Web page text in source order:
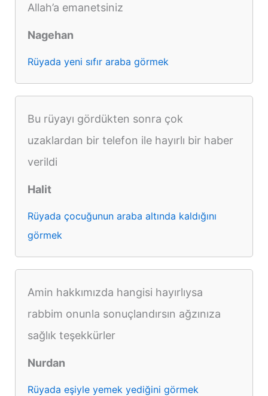
Allah’a emanetsiniz
Nagehan
Rüyada yeni sıfır araba görmek
Bu rüyayı gördükten sonra çok
uzaklardan bir telefon ile hayırlı bir haber
verildi
Halit
Rüyada çocuğunun araba altında kaldığını
görmek
Amin hakkımızda hangisi hayırlıysa
rabbim onunla sonuçlandırsın ağzınıza
sağlık teşekkürler
Nurdan
Rüyada eşiyle yemek yediğini görmek